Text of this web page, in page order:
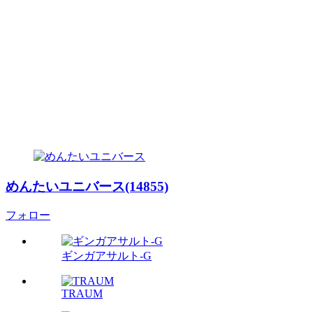
めんたいユニバース(14855)
フォロー
ギンガアサルト-G
TRAUM